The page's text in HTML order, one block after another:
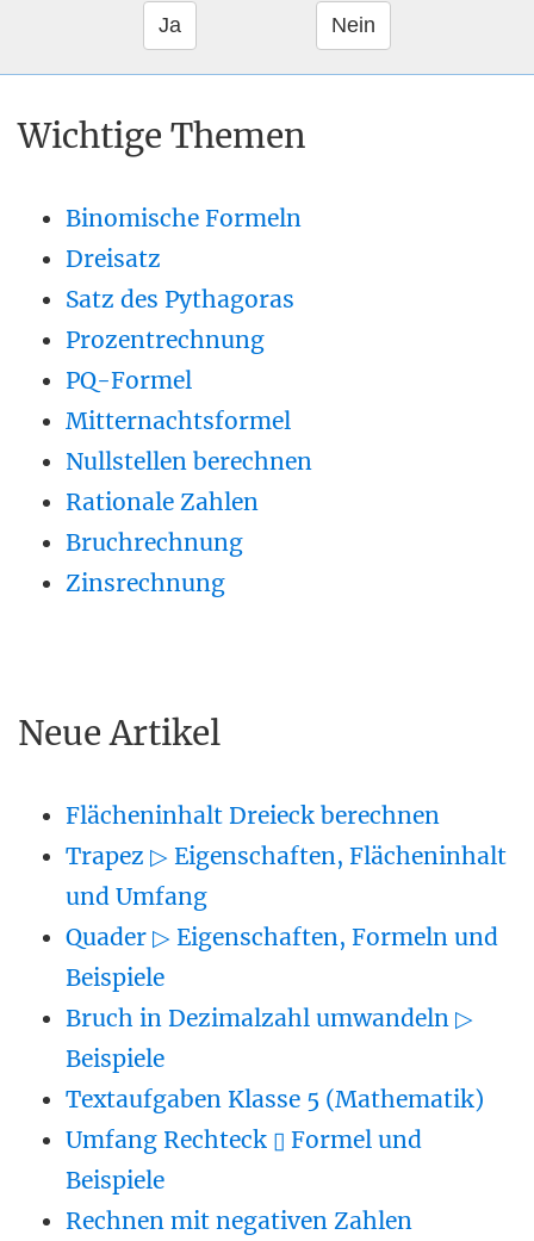
Wichtige Themen
Binomische Formeln
Dreisatz
Satz des Pythagoras
Prozentrechnung
PQ-Formel
Mitternachtsformel
Nullstellen berechnen
Rationale Zahlen
Bruchrechnung
Zinsrechnung
Neue Artikel
Flächeninhalt Dreieck berechnen
Trapez ▷ Eigenschaften, Flächeninhalt
und Umfang
Quader ▷ Eigenschaften, Formeln und
Beispiele
Bruch in Dezimalzahl umwandeln ▷
Beispiele
Textaufgaben Klasse 5 (Mathematik)
Umfang Rechteck ▯ Formel und
Beispiele
Rechnen mit negativen Zahlen